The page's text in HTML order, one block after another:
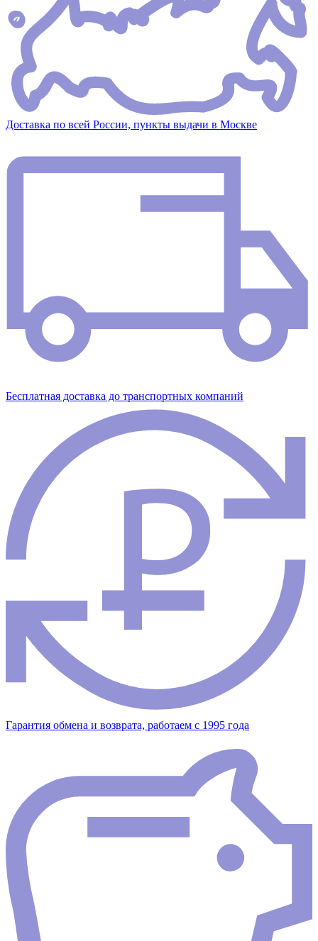
Доставка по всей России, пункты выдачи в Москве
Бесплатная доставка до транспортных компаний
Гарантия обмена и возврата, работаем с 1995 года